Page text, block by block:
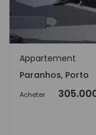
Paranhos, Porto
Appartement
Paranhos, Porto
Acheter